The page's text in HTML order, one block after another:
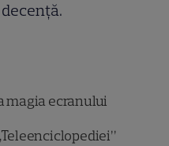
magia ecranului